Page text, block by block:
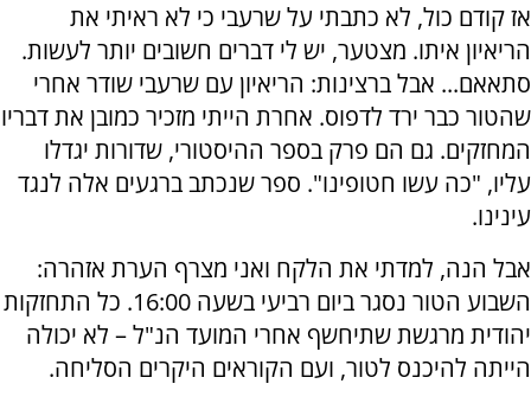
אז קודם כול, לא כתבתי על שרעבי כי לא ראיתי את
הריאיון איתו. מצטער, יש לי דברים חשובים יותר לעשות.
סתאאם... אבל ברצינות: הריאיון עם שרעבי שודר אחרי
שהטור כבר ירד לדפוס. אחרת הייתי מזכיר כמובן את דבריו
המחזקים. גם הם פרק בספר ההיסטורי, שדורות יגדלו
עליו, "כה עשו חטופינו". ספר שנכתב ברגעים אלה לנגד
עינינו.
אבל הנה, למדתי את הלקח ואני מצרף הערת אזהרה:
השבוע הטור נסגר ביום רביעי בשעה 16:00. כל התחזקות
יהודית מרגשת שתיחשף אחרי המועד הנ"ל – לא יכולה
הייתה להיכנס לטור, ועם הקוראים היקרים הסליחה.